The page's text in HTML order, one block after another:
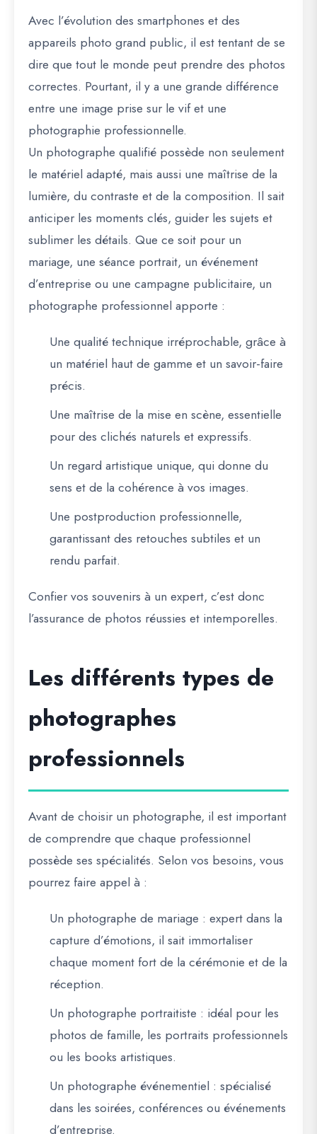
Avec l’évolution des smartphones et des
appareils photo grand public, il est tentant de se
dire que tout le monde peut prendre des photos
correctes. Pourtant, il y a une grande différence
entre une image prise sur le vif et une
photographie professionnelle.
Un photographe qualifié possède non seulement
le matériel adapté, mais aussi une maîtrise de la
lumière, du contraste et de la composition. Il sait
anticiper les moments clés, guider les sujets et
sublimer les détails. Que ce soit pour un
mariage, une séance portrait, un événement
d’entreprise ou une campagne publicitaire, un
photographe professionnel apporte :
Une qualité technique irréprochable, grâce à
un matériel haut de gamme et un savoir-faire
précis.
Une maîtrise de la mise en scène, essentielle
pour des clichés naturels et expressifs.
Un regard artistique unique, qui donne du
sens et de la cohérence à vos images.
Une postproduction professionnelle,
garantissant des retouches subtiles et un
rendu parfait.
Confier vos souvenirs à un expert, c’est donc
l’assurance de photos réussies et intemporelles.
Les différents types de
photographes
professionnels
Avant de choisir un photographe, il est important
de comprendre que chaque professionnel
possède ses spécialités. Selon vos besoins, vous
pourrez faire appel à :
Un photographe de mariage : expert dans la
capture d’émotions, il sait immortaliser
chaque moment fort de la cérémonie et de la
réception.
Un photographe portraitiste : idéal pour les
photos de famille, les portraits professionnels
ou les books artistiques.
Un photographe événementiel : spécialisé
dans les soirées, conférences ou événements
d’entreprise.